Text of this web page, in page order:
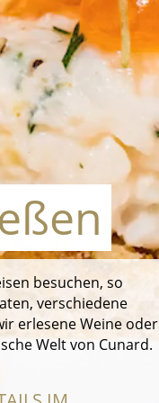
besuchen, so
verschiedene
erlesene Weine oder
Welt von Cunard.